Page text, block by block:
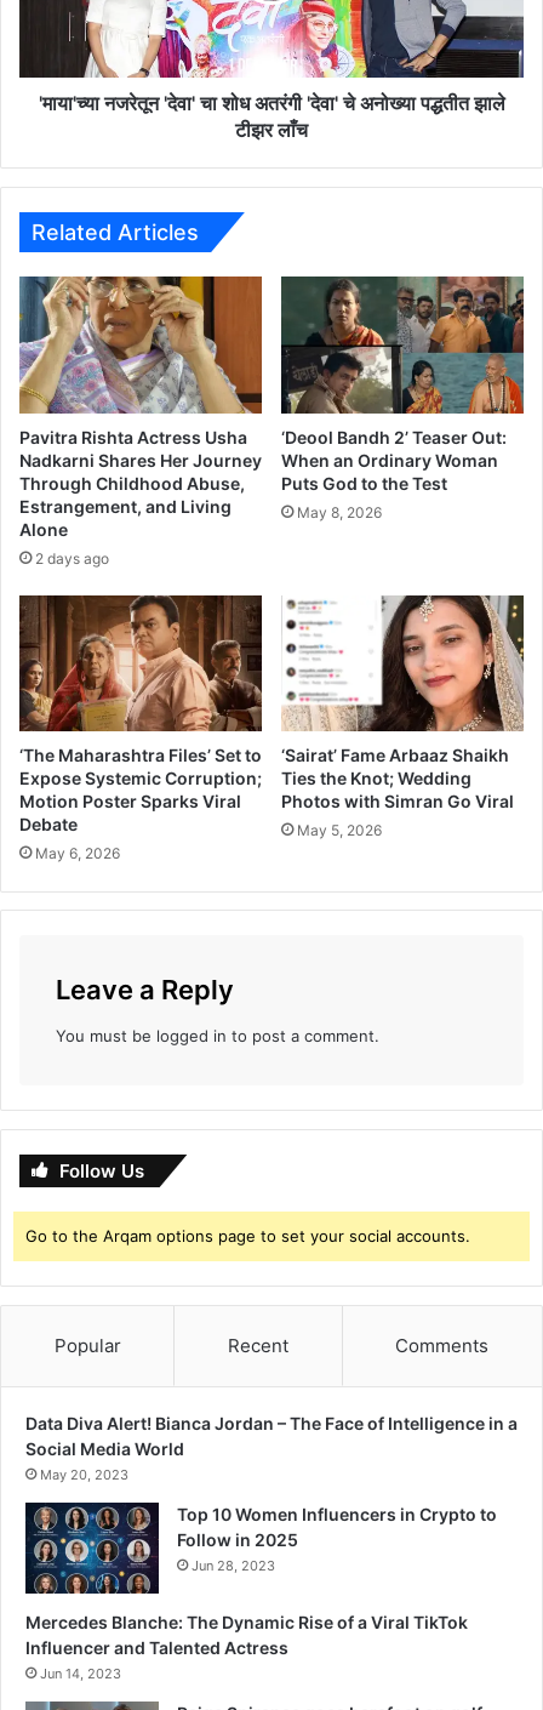
तू
शो
ध
रं
गी
दे
वा
'
चे
अ
नो
प
द्ध
ती
त
झा
ले
टी
झ
र
च
'माया'च्या नजरेतून 'देवा' चा शोध अतरंगी 'देवा' चे अनोख्या पद्धतीत झाले
टीझर लाँच
Related Articles
Pavitra Rishta Actress Usha
Nadkarni Shares Her Journey
Through Childhood Abuse,
Estrangement, and Living
Alone
2 days ago
‘Deool Bandh 2’ Teaser Out:
When an Ordinary Woman
Puts God to the Test
May 8, 2026
‘The Maharashtra Files’ Set to
Expose Systemic Corruption;
Motion Poster Sparks Viral
Debate
May 6, 2026
‘Sairat’ Fame Arbaaz Shaikh
Ties the Knot; Wedding
Photos with Simran Go Viral
May 5, 2026
Leave a Reply
You must be logged in to post a comment.
Follow Us
Go to the Arqam options page to set your social accounts.
Popular Recent Comments
Data Diva Alert! Bianca Jordan – The Face of Intelligence in a
Social Media World
May 20, 2023
Top 10 Women Influencers in Crypto to
Follow in 2025
Jun 28, 2023
Mercedes Blanche: The Dynamic Rise of a Viral TikTok
Influencer and Talented Actress
Jun 14, 2023